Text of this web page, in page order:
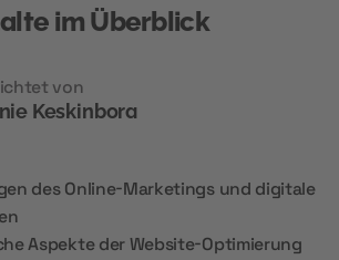
im Überblick
von
Keskinbora
des Online-Marketings und digitale
Aspekte der Website-Optimierung